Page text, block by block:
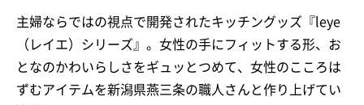
主婦ならではの視点で開発されたキッチングッズ『leye
（レイエ）シリーズ』。女性の手にフィットする形、お
となのかわいらしさをギュッとつめて、女性のこころは
ずむアイテムを新潟県燕三条の職人さんと作り上げてい